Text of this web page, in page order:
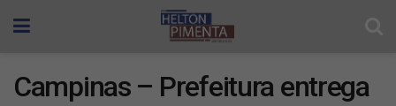
Campinas – Prefeitura entrega